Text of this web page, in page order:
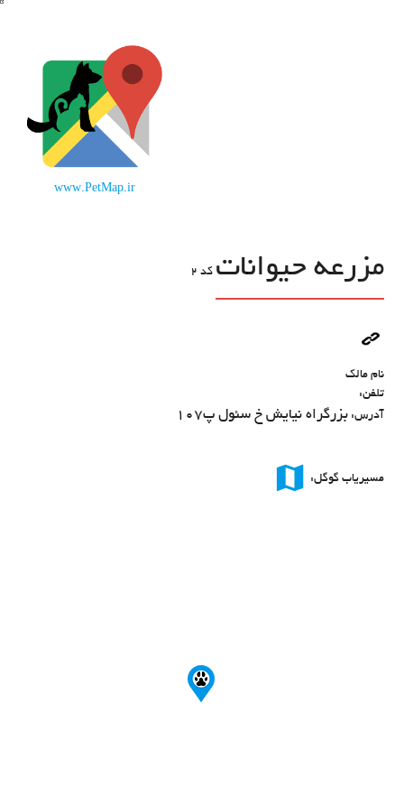
www.PetMap.ir
مزرعه حیوانات کد 2
نام مالک
تلفن:
آدرس:بزرگراه نیایش خ سئول پ107
مسیریاب گوگل: map